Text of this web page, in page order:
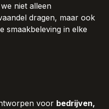
niet alleen
dragen, maar ook
smaakbeleving in elke
voor bedrijven,